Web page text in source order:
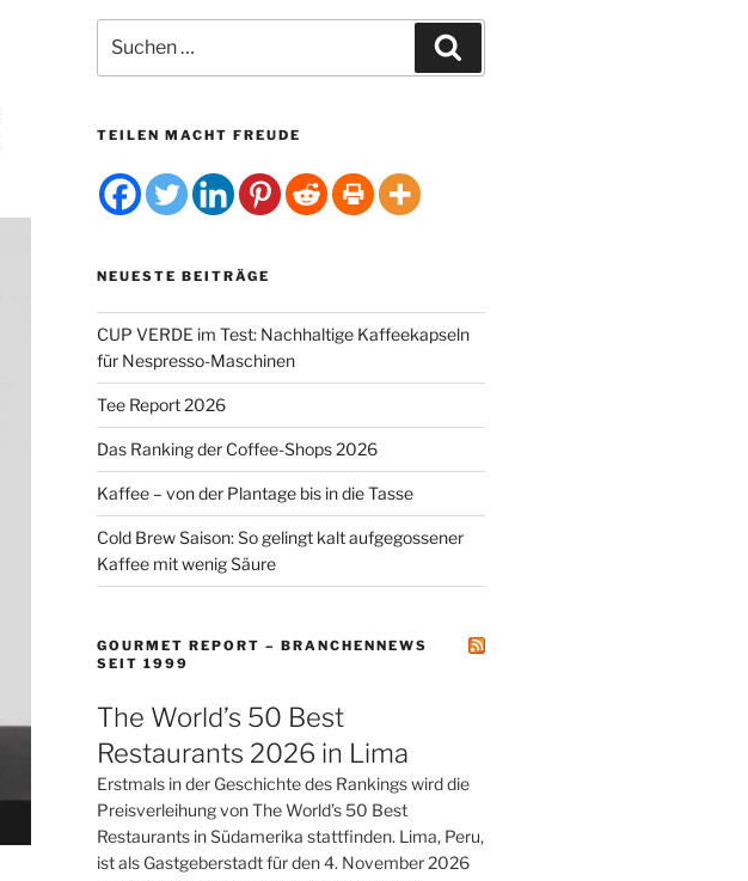
nach:
TEILEN MACHT FREUDE
NEUESTE BEITRÄGE
CUP VERDE im Test: Nachhaltige Kaffeekapseln
für Nespresso-Maschinen
Tee Report 2026
Das Ranking der Coffee-Shops 2026
Kaffee – von der Plantage bis in die Tasse
Cold Brew Saison: So gelingt kalt aufgegossener
Kaffee mit wenig Säure
GOURMET REPORT – BRANCHENNEWS
SEIT 1999
The World’s 50 Best
Restaurants 2026 in Lima
Erstmals in der Geschichte des Rankings wird die
Preisverleihung von The World’s 50 Best
Restaurants in Südamerika stattfinden. Lima, Peru,
ist als Gastgeberstadt für den 4. November 2026